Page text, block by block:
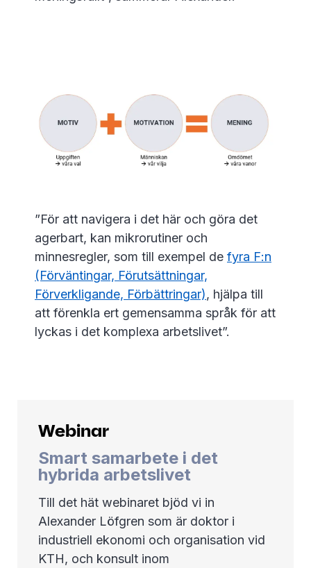
”För att navigera i det här och göra det
agerbart, kan mikrorutiner och
minnesregler, som till exempel de fyra F:n
(Förväntingar, Förutsättningar,
Förverkligande, Förbättringar), hjälpa till
att förenkla ert gemensamma språk för att
lyckas i det komplexa arbetslivet”.
Webinar
Smart samarbete i det
hybrida arbetslivet
Till det hät webinaret bjöd vi in
Alexander Löfgren som är doktor i
industriell ekonomi och organisation vid
KTH, och konsult inom